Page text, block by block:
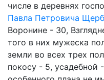
числе в деревнях
Павла Петровича
Воронине - 30,
того в них мужеска
земли во всех трех
покосу - 5, усадебной